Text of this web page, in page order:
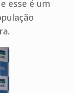
esse é um